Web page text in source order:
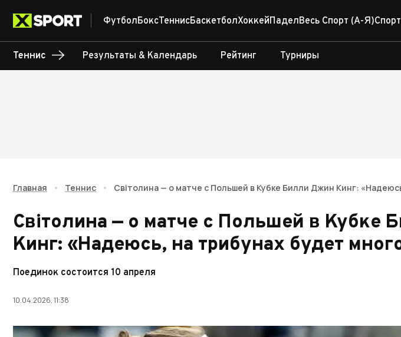
ФутболБоксТеннисБаскетболХоккейПаделВесь Спорт (А-Я)
Теннис Результаты & Календарь Рейтинг Турниры
Главная • Теннис • Світолина — о матче с Польшей в Кубке Билли Джин Кинг:
Світолина — о матче с Польшей в Кубке
Кинг: «Надеюсь, на трибунах будет
Поединок состоится 10 апреля
10.04.2026, 11:38